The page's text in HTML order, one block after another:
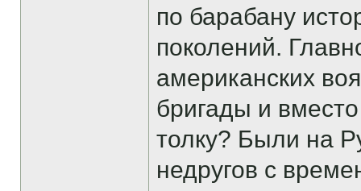
по барабану
поколений.
американских
бригады и
толку? Были на
недругов с